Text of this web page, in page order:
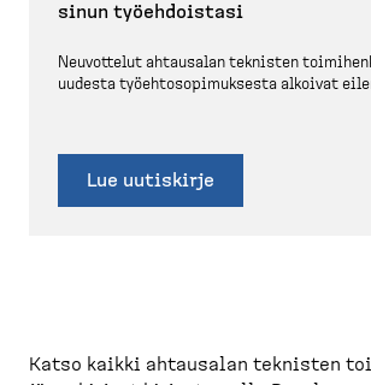
sinun työehdoistasi
Neuvottelut ahtausalan teknisten
uudesta työehto­so­pi­muksesta alkoivat
Lue uutiskirje
Katso kaikki ahtausalan teknisten